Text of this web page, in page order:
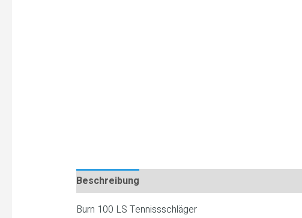
Beschreibung
Burn 100 LS Tennissschläger